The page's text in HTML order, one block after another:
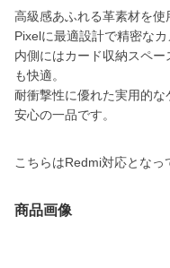
高級感あふれる革素材を
Pixelに最適設計で精密なカ
内側にはカード収納スペ
も快適。
耐衝撃性に優れた実用的
安心の一品です。
こちらはRedmi対応となっ
商品画像